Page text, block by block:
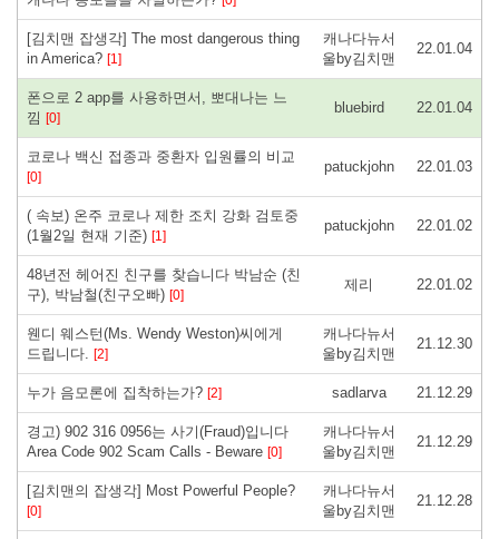
[김치맨 잡생각] The most dangerous thing
in America? [1]
캐나다뉴서
울by김치맨
22.01.04
폰으로 2 app를 사용하면서, 뽀대나는 느
낌 [0]
bluebird 22.01.04
코로나 백신 접종과 중환자 입원률의 비교
[0]
patuckjohn 22.01.03
( 속보) 온주 코로나 제한 조치 강화 검토중
(1월2일 현재 기준) [1]
patuckjohn 22.01.02
48년전 헤어진 친구를 찾습니다 박남순 (친
구), 박남철(친구오빠) [0]
제리 22.01.02
웬디 웨스턴(Ms. Wendy Weston)씨에게
드립니다. [2]
캐나다뉴서
울by김치맨
21.12.30
누가 음모론에 집착하는가? [2] sadlarva 21.12.29
경고) 902 316 0956는 사기(Fraud)입니다
Area Code 902 Scam Calls - Beware [0]
캐나다뉴서
울by김치맨
21.12.29
[김치맨의 잡생각] Most Powerful People?
[0]
캐나다뉴서
울by김치맨
21.12.28